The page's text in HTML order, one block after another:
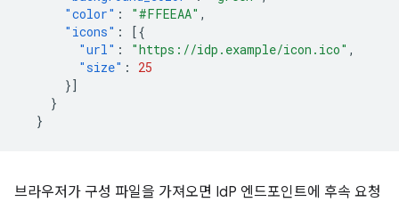
"color" : "#FFEEAA" ,
"icons" :
[{
"url" : "https://idp.example/icon.ico" ,
"size" :
25
}]
}
}
브라우저가 구성 파일을 가져오면 IdP 엔드포인트에 후속 요청